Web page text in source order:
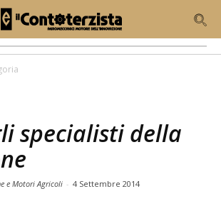
specialisti della
e Motori Agricoli - 4 Settembre 2014